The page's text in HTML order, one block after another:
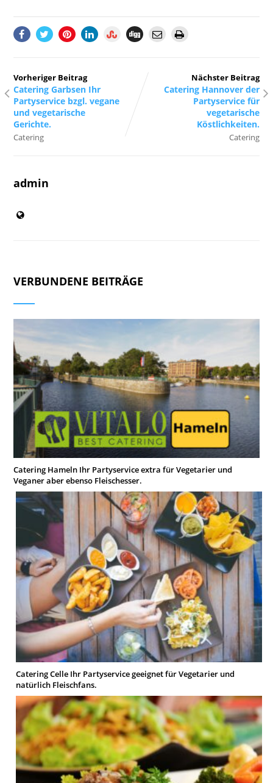
Vorheriger Beitrag
Catering Garbsen Ihr
Partyservice bzgl. vegane
und vegetarische
Gerichte.
Catering
Nächster Beitrag
Catering Hannover der
Partyservice für
vegetarische
Köstlichkeiten.
Catering
admin
VERBUNDENE BEITRÄGE
Catering Hameln Ihr Partyservice extra für Vegetarier und
Veganer aber ebenso Fleischesser.
Catering Celle Ihr Partyservice geeignet für Vegetarier und
natürlich Fleischfans.